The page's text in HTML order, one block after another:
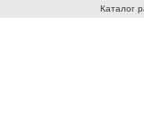
Каталог